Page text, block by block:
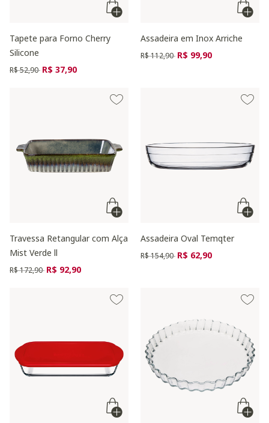
Tapete para Forno Cherry
Silicone
Preço reduzido de
R$ 52,90 para
R$ 37,90
Assadeira em Inox Arriche
Preço reduzido de
R$ 112,90 para
R$ 99,90
Travessa Retangular com Alça
Mist Verde ll
Preço reduzido de
R$ 172,90 para
R$ 92,90
Assadeira Oval Temqter
Preço reduzido de
R$ 154,90 para
R$ 62,90